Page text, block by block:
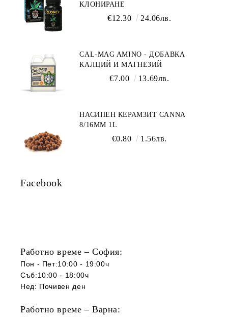
КЛОНИРАНЕ
€12.30 24.06лв.
CAL-MAG AMINO - ДОБАВКА
КАЛЦИЙ И МАГНЕЗИЙ
€7.00 13.69лв.
НАСИПЕН КЕРАМЗИТ CANNA
8/16ММ 1L
€0.80 1.56лв.
Facebook
Работно време – София:
Пон - Пет:10:00 - 19:00ч
Съб:10:00 - 18:00ч
Нед: Почивен ден
Работно време – Варна: